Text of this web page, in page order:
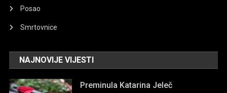
Posao
Smrtovnice
NAJNOVIJE VIJESTI
Preminula Katarina Jeleč